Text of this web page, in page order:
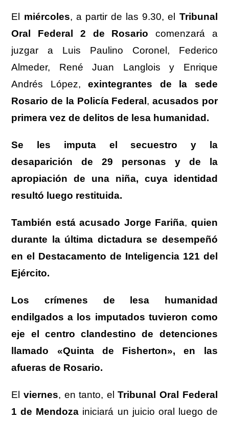
El miércoles, a partir de las 9.30, el
Tribunal
Oral Federal 2 de Rosario comenzará a
juzgar a Luis Paulino Coronel, Federico
Almeder, René Juan Langlois y Enrique
Andrés López, exintegrantes de la sede
Rosario de la Policía Federal , acusados por
primera vez de delitos de lesa humanidad.
Se les imputa el secuestro y la
desaparición de 29 personas y de la
apropiación de una niña, cuya identidad
resultó luego restituida.
También está acusado Jorge Fariña, quien
durante la última dictadura se desempeñó
en el Destacamento de Inteligencia 121 del
Ejército.
Los crímenes de lesa humanidad
endilgados a los imputados tuvieron como
eje el centro clandestino de detenciones
llamado «Quinta de Fisherton», en las
afueras de Rosario.
Elviernes, en tanto, elTribunal Oral Federal
1 de Mendoza iniciará un juicio oral luego de